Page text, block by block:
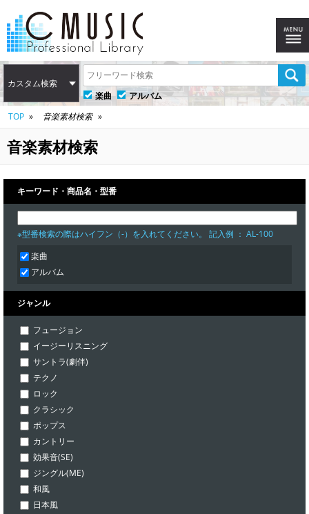
カスタム検索
楽曲
アルバム
TOP
音楽素材検索
音楽素材検索
キーワード・商品名・型番
※型番検索の際はハイフン（-）を入れてください。 記入例 ： AL-100
楽曲
アルバム
ジャンル
フュージョン
イージーリスニング
サントラ(劇伴)
テクノ
ロック
クラシック
ポップス
カントリー
効果音(SE)
ジングル(ME)
和風
日本風